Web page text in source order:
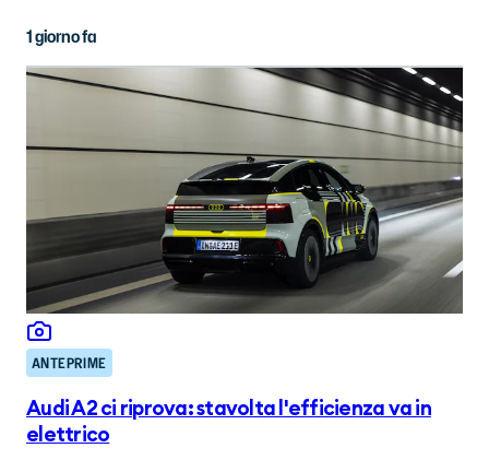
1 giorno fa
ANTEPRIME
Audi A2 ci riprova: stavolta l'efficienza va in
elettrico